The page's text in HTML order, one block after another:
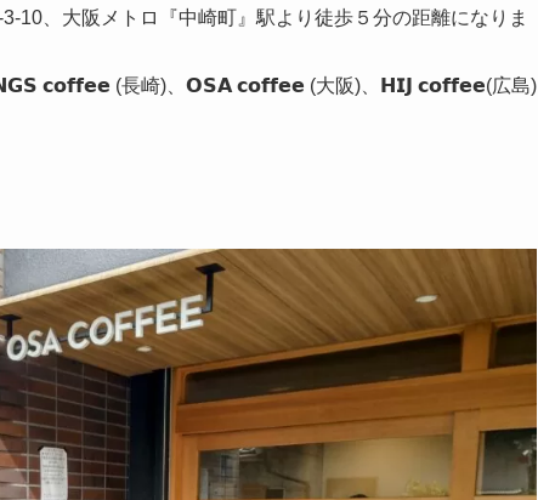
10、大阪メトロ『中崎町』駅より徒歩５分の距離になりま
𝗰𝗼𝗳𝗳𝗲𝗲 (長崎)、𝗢𝗦𝗔 𝗰𝗼𝗳𝗳𝗲𝗲 (大阪)、𝗛𝗜𝗝 𝗰𝗼𝗳𝗳𝗲𝗲(広島)